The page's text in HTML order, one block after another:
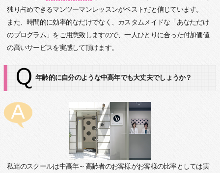
独り占めできるマンツーマンレッスンがベストだと信じています。
また、時間的に効率的なだけでなく、カスタムメイドな「あなただけ
のプログラム」をご用意致しますので、一人ひとりに合った付加価値
の高いサービスを実感して頂けます。
年齢的に自分のような中高年でも大丈夫でしょうか？
私達のスクールは中高年～高齢者のお客様がお客様の比率としては実